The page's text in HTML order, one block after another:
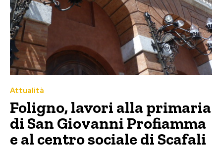
Attualità
Foligno, lavori alla primaria
di San Giovanni Profiamma
e al centro sociale di Scafali